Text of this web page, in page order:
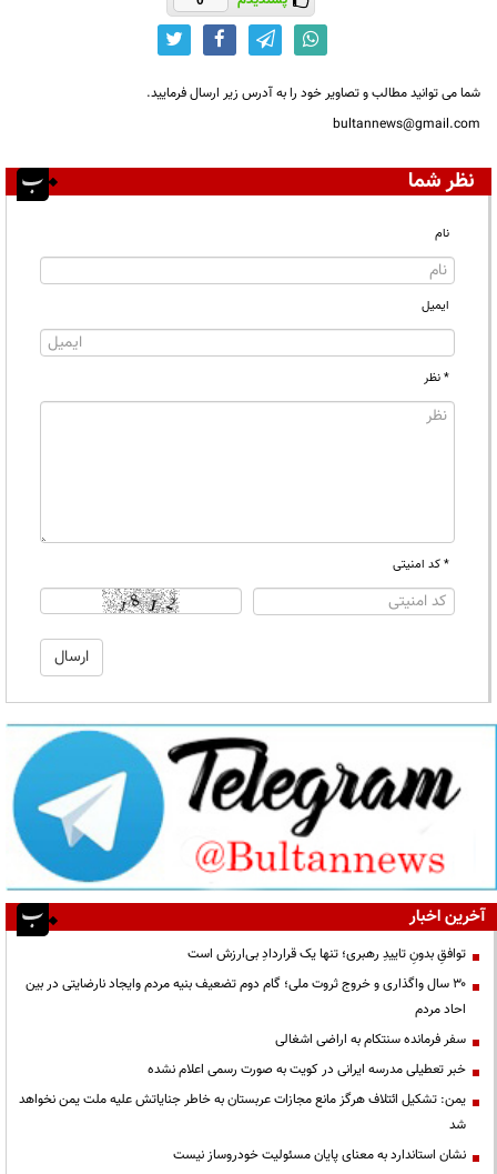
شما می توانید مطالب و تصاویر خود را به آدرس زیر ارسال فرمایید.
bultannews@gmail.com
نظر شما
نام
ایمیل
* نظر
* کد امنیتی
آخرین اخبار
توافقِ بدونِ تاییدِ رهبری؛ تنها یک قراردادِ بی‌ارزش است
۳۰ سال واگذاری و خروج ثروت ملی؛ گام دوم تضعیف بنیه مردم وایجاد نارضایتی در بین
احاد مردم
سفر فرمانده سنتکام به اراضی اشغالی
خبر تعطیلی مدرسه ایرانی در کویت به صورت رسمی اعلام نشده
یمن: تشکیل ائتلاف هرگز مانع مجازات عربستان به خاطر جنایاتش علیه ملت یمن نخواهد
شد
نشان استاندارد به معنای پایان مسئولیت خودروساز نیست